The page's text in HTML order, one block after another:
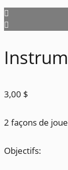
3,00 $
2 façons de
Objectifs: